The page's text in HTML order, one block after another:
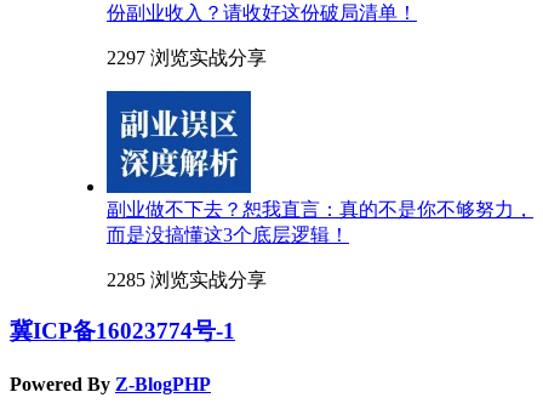
份副业收入？请收好这份破局清单！
2297 浏览实战分享
副业做不下去？恕我直言：真的不是你不够努力，
而是没搞懂这3个底层逻辑！
2285 浏览实战分享
冀ICP备16023774号-1
Powered By Z-BlogPHP